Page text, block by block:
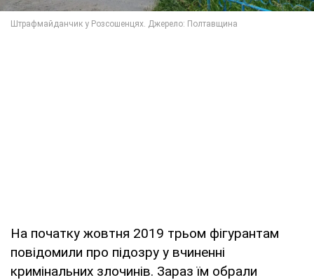
На початку жовтня 2019 трьом фігурантам
повідомили про підозру у вчиненні
кримінальних злочинів. Зараз їм обрали